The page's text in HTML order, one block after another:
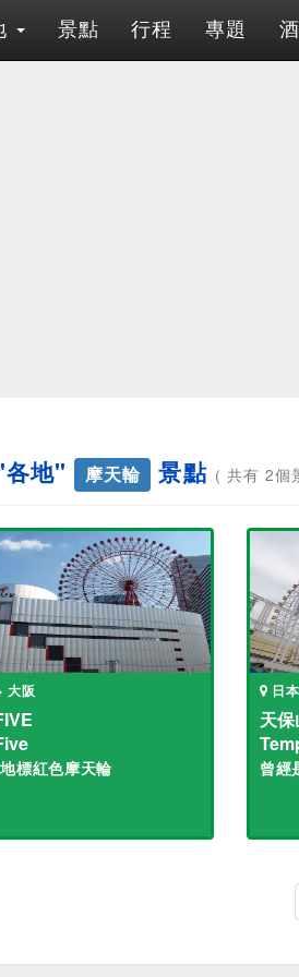
景點 行程 專題
各地" 摩天輪 景點 ( 共有 2個
大阪
標紅色摩天輪
日
天
曾經